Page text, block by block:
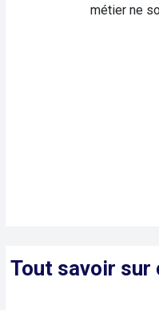
métier ne
Tout savoir sur